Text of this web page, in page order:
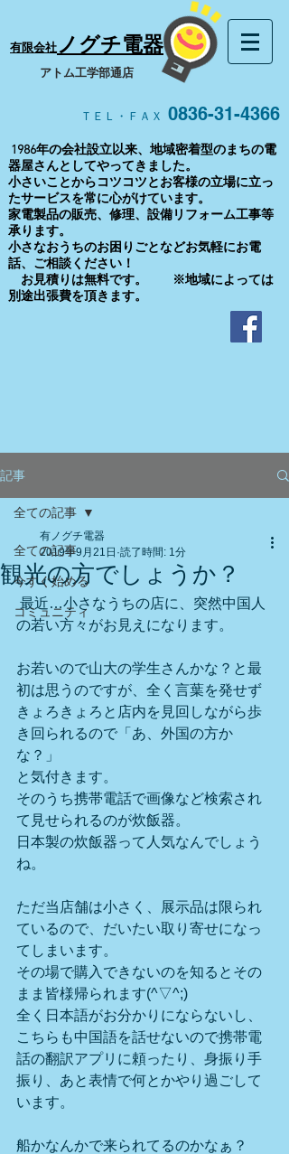
有限会社 ノグチ電器
​アトム工学部通店
ＴＥＬ・ＦＡＸ 0836-31-4366
1986年の会社設立以来、地域密着型のまちの電
器屋さんとしてやってきました。
小さいことからコツコツとお客様の立場に立っ
たサービスを常に心がけています。
家電製品の販売、修理、設備リフォーム工事等
承ります。
​小さなおうちのお困りごとなどお気軽にお電
話、ご相談ください！
お見積りは無料です。 ※地域によっては
別途出張費を頂きます。
記事
全ての記事
今すぐ始める
コミュニティ
全ての記事
観光の方でしょうか？
有ノグチ電器
2019年9月21日 読了時間: 1分
の若い方々がお見えになります。
お若いので山大の学生さんかな？と最
初は思うのですが、全く言葉を発せず
きょろきょろと店内を見回しながら歩
き回られるので「あ、外国の方か
な？」
と気付きます。
そのうち携帯電話で画像など検索され
て見せられるのが炊飯器。
日本製の炊飯器って人気なんでしょう
ね。
ただ当店舗は小さく、展示品は限られ
ているので、だいたい取り寄せになっ
てしまいます。
その場で購入できないのを知るとその
まま皆様帰られます(^▽^;)
全く日本語がお分かりにならないし、
こちらも中国語を話せないので携帯電
話の翻訳アプリに頼ったり、身振り手
振り、あと表情で何とかやり過ごして
います。
船かなんかで来られてるのかなぁ？